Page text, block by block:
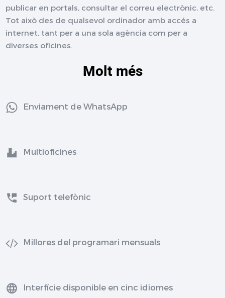
publicar en portals, consultar el correu electrònic, etc.
Tot això des de qualsevol ordinador amb accés a
internet, tant per a una sola agència com per a
diverses oficines.
Molt més
Enviament de WhatsApp
Multioficines
Suport telefònic
Millores del programari mensuals
Interfície disponible en cinc idiomes